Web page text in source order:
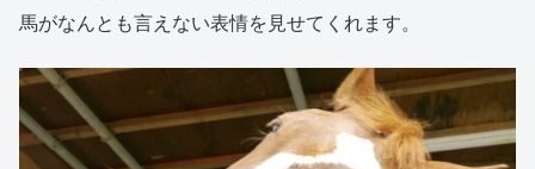
馬がなんとも言えない表情を見せてくれます。